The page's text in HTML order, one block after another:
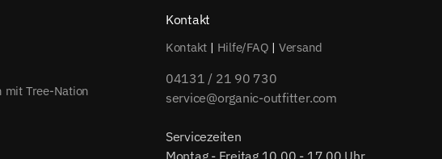
mit Tree-Nation
Kontakt
Kontakt | Hilfe/FAQ | Versand
04131 / 21 90 730
service@organic-outfitter.com
Servicezeiten